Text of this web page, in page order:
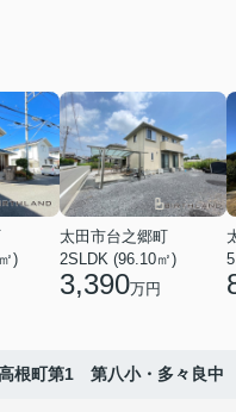
)
太田市台之郷町
2SLDK (96.10㎡)
3,390万円
根町第1 第八小・多々良中